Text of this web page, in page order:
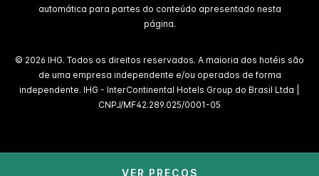
VER PREÇOS
automática para partes do conteúdo apresentado nesta
página.
© 2026 IHG. Todos os direitos reservados. A maioria dos hotéis são
de uma empresa independente e/ou operados de forma
independente. IHG - InterContinental Hotels Group do Brasil Ltda |
CNPJ/MF42.289.025/0001-05